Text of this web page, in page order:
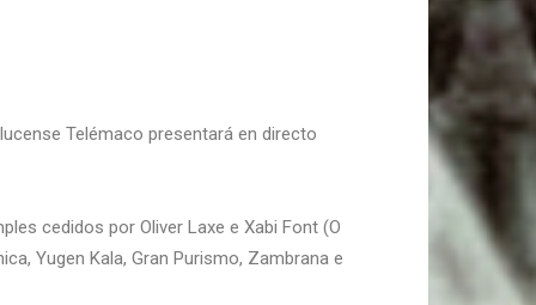
Telémaco presentará en directo
cedidos por Oliver Laxe e Xabi Font (O
Yugen Kala, Gran Purismo, Zambrana e